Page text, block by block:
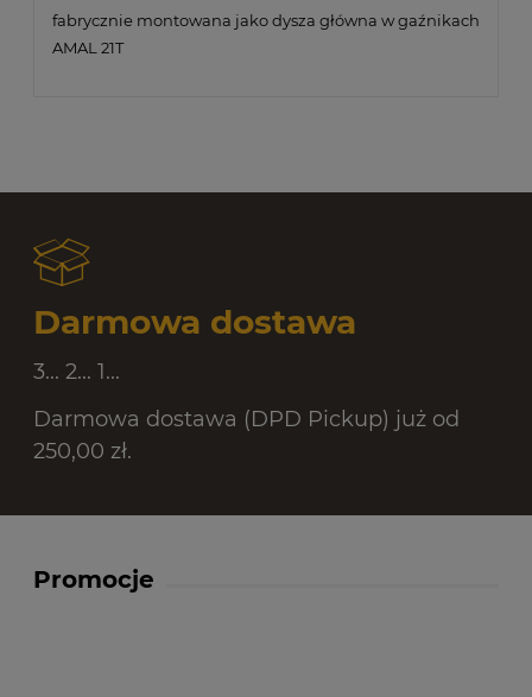
fabrycznie montowana jako dysza główna w gaźnikach
AMAL 21T
Darmowa dostawa
3... 2... 1...
Darmowa dostawa (DPD Pickup) już od
250,00 zł.
Promocje